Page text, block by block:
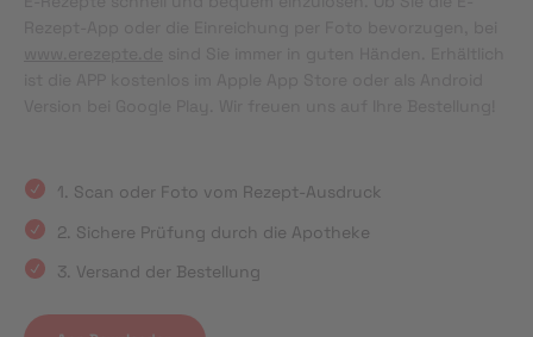
1. Scan oder Foto vom Rezept-Ausdruck
2. Sichere Prüfung durch die Apotheke
3. Versand der Bestellung